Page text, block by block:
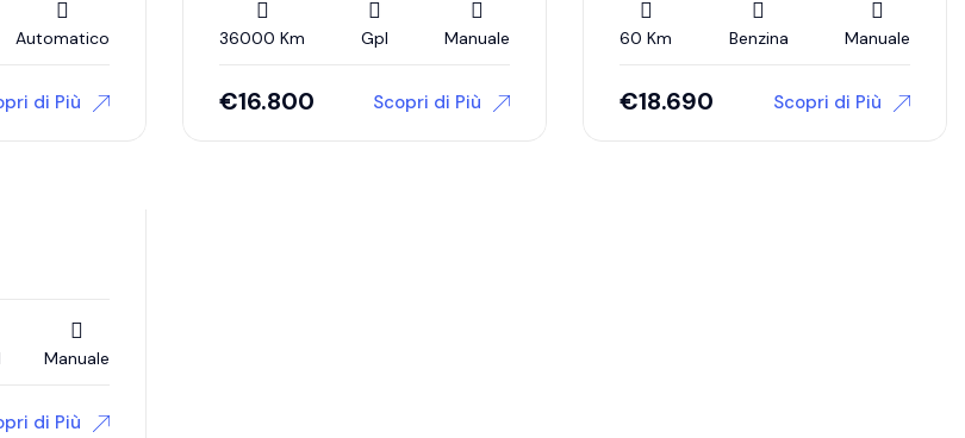
Automatico
di Più
36000 Km Gpl Manuale
€16.800 Scopri di Più
60 Km Benzina Manuale
€18.690 Scopri di Più
Manuale
di Più